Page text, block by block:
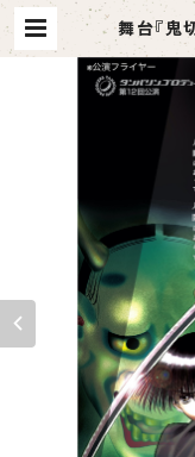
舞台『鬼
リンア